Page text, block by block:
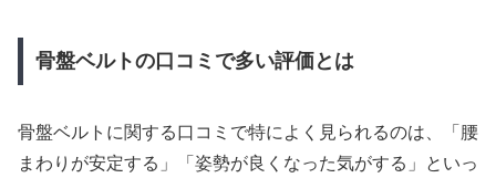
骨盤ベルトの口コミで多い評価とは
骨盤ベルトに関する口コミで特によく見られるのは、「腰
まわりが安定する」「姿勢が良くなった気がする」といっ